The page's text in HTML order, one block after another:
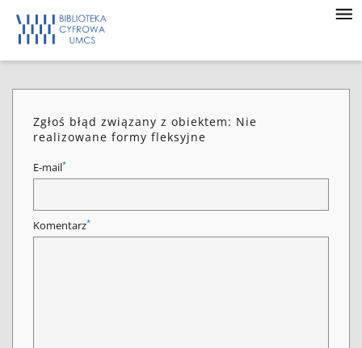
Zgłoś błąd związany z obiektem: Nie
realizowane formy fleksyjne
E-mail*
Komentarz*